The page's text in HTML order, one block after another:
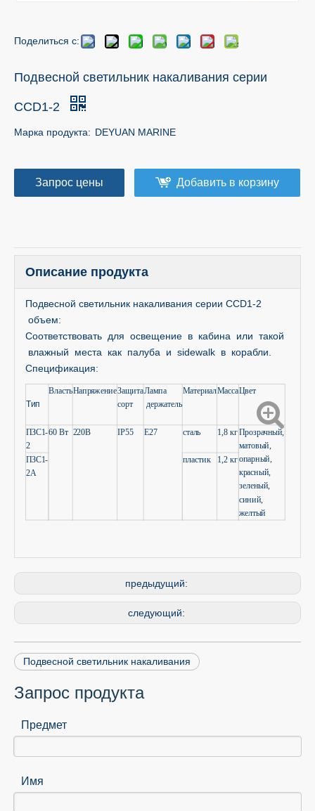
Поделиться с:
Подвесной светильник накаливания серии
CCD1-2
Марка продукта: DEYUAN MARINE
Запрос цены Добавить в корзину
Описание продукта
Подвесной светильник накаливания серии CCD1-2
объем:
Соответствовать для освещение в кабина или такой
влажный места как палуба и sidewalk в корабли.
Спецификация:
Тип
ВластьНапряжениеЗащита
сорт
Лампа
держатель
МатериалМассаЦвет
ПЗС1-
2
60 Вт 220В IP55 Е27 сталь 1,8 кгПрозрачный,
матовый,
опарный,
красный,
зеленый,
синий,
желтый
ПЗС1-
2А
пластик 1,2 кг
предыдущий:
следующий:
Подвесной светильник накаливания
Запрос продукта
Предмет
Имя